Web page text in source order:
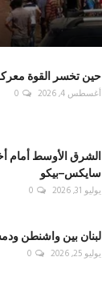
حين تخسر القوة
أغسطس 4, 2026 0
الشرق الأوسط أمام
سايكس–بيكو
يوليو 31, 2026 0
لبنان بين واشنطن
يوليو 25, 2026 0